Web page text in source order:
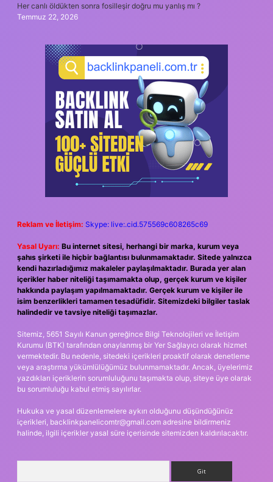
Her canlı öldükten sonra fosilleşir doğru mu yanlış mı ?
Temmuz 22, 2026
Reklam ve İletişim: Skype: live:.cid.575569c608265c69
Yasal Uyarı: Bu internet sitesi, herhangi bir marka, kurum veya
şahıs şirketi ile hiçbir bağlantısı bulunmamaktadır. Sitede yalnızca
kendi hazırladığımız makaleler paylaşılmaktadır. Burada yer alan
içerikler haber niteliği taşımamakta olup, gerçek kurum ve kişiler
hakkında paylaşım yapılmamaktadır. Gerçek kurum ve kişiler ile
isim benzerlikleri tamamen tesadüfidir. Sitemizdeki bilgiler taslak
halindedir ve tavsiye niteliği taşımazlar.
Sitemiz, 5651 Sayılı Kanun gereğince Bilgi Teknolojileri ve İletişim
Kurumu (BTK) tarafından onaylanmış bir Yer Sağlayıcı olarak hizmet
vermektedir. Bu nedenle, sitedeki içerikleri proaktif olarak denetleme
veya araştırma yükümlülüğümüz bulunmamaktadır. Ancak, üyelerimiz
yazdıkları içeriklerin sorumluluğunu taşımakta olup, siteye üye olarak
bu sorumluluğu kabul etmiş sayılırlar.
Hukuka ve yasal düzenlemelere aykırı olduğunu düşündüğünüz
içerikleri, backlinkpanelicomtr@gmail.com adresine bildirmeniz
halinde, ilgili içerikler yasal süre içerisinde sitemizden kaldırılacaktır.